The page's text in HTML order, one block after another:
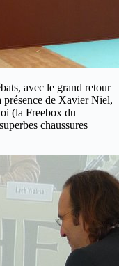
avec le grand retour
présence de Xavier Niel,
(la Freebox du
chaussures